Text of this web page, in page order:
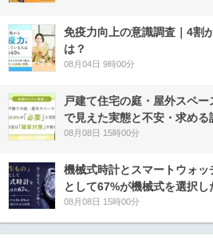
免疫力向上の意識調査｜4割
は？
08月04日 9時00分
戸建て住宅の庭・屋外スペ
で見えた実態と不安・求める
08月08日 15時00分
機械式時計とスマートウォッ
として67%が機械式を選択し
08月08日 15時00分